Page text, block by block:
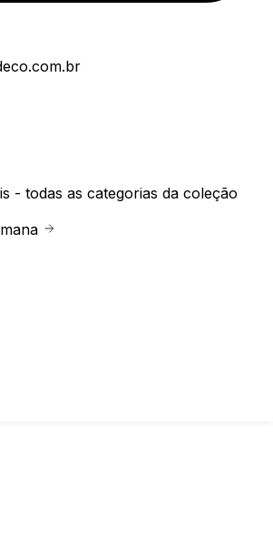
- todas as categorias da coleção